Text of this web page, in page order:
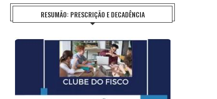
RESUMÃO: PRESCRIÇÃO E DECADÊNCIA